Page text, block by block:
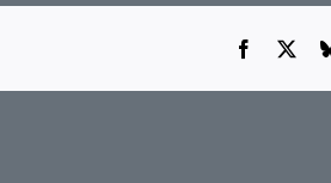
Facebook